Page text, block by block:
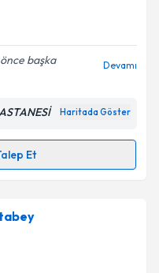
ile bilgilendireceğiz.
ilişkin
Aydınlatma
ediyorum.
başka
Devamı
Haritada Göster
Et
için randevu takvimi
randevu almanız
e-posta ile